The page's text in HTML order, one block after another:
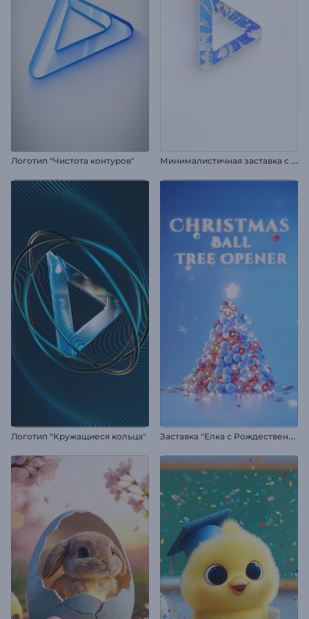
Логотип "Чистота контуров" М
инималистичная заставка с логотипом
Логотип "Кружащиеся кольца" З
аставка "Елка с Рождественскими шарами"